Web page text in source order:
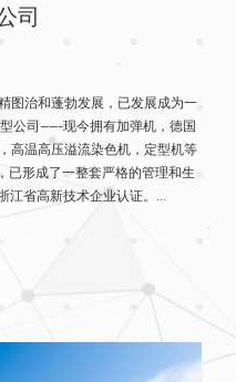
司
图治和蓬勃发展，已发展成为一
公司-----现今拥有加弹机，德国
高温高压溢流染色机，定型机等
已形成了一整套严格的管理和生
江省高新技术企业认证。...